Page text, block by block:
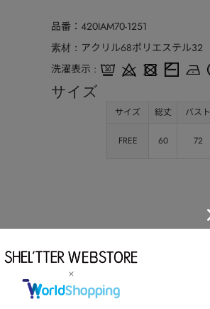
品番 420IAM70-1251
素材
アクリル68ポリエステル32
洗濯表示
サイズ
サイズ 総丈 バスト
FREE 60 72